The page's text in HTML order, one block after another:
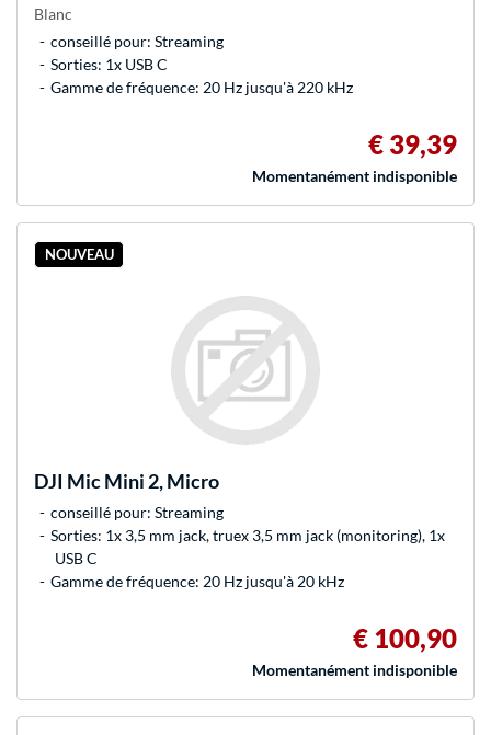
Blanc
conseillé pour: Streaming
Sorties: 1x USB C
Gamme de fréquence: 20 Hz jusqu'à 220 kHz
€ 39,39
Momentanément indisponible
NOUVEAU
DJI Mic Mini 2, Micro
conseillé pour: Streaming
Sorties: 1x 3,5 mm jack, truex 3,5 mm jack (monitoring), 1x
USB C
Gamme de fréquence: 20 Hz jusqu'à 20 kHz
€ 100,90
Momentanément indisponible